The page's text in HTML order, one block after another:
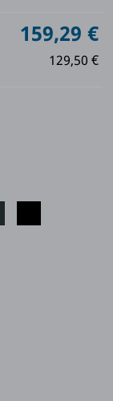
159,29 €
129,50 €
035
21